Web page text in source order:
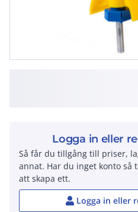
Logga in eller
Så får du tillgång till priser,
annat. Har du inget konto så
att skapa ett.
Logga in eller